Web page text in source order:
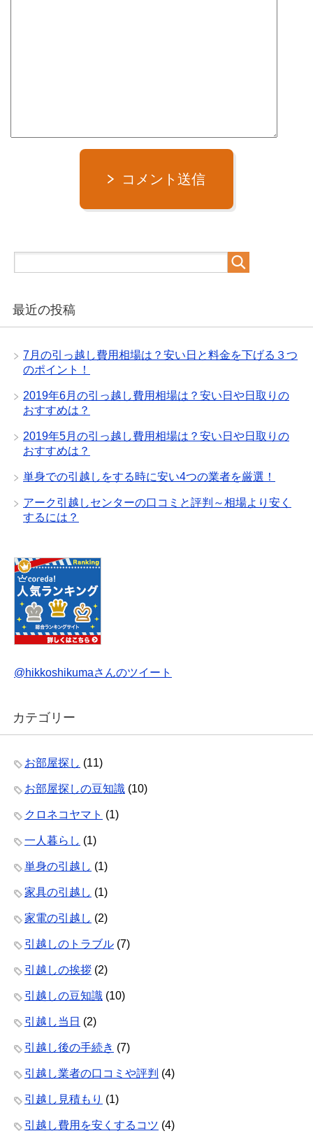
コメント送信
最近の投稿
7月の引っ越し費用相場は？安い日と料金を下げる３つ
のポイント！
2019年6月の引っ越し費用相場は？安い日や日取りの
おすすめは？
2019年5月の引っ越し費用相場は？安い日や日取りの
おすすめは？
単身での引越しをする時に安い4つの業者を厳選！
アーク引越しセンターの口コミと評判～相場より安く
するには？
@hikkoshikumaさんのツイート
カテゴリー
お部屋探し (11)
お部屋探しの豆知識 (10)
クロネコヤマト (1)
一人暮らし (1)
単身の引越し (1)
家具の引越し (1)
家電の引越し (2)
引越しのトラブル (7)
引越しの挨拶 (2)
引越しの豆知識 (10)
引越し当日 (2)
引越し後の手続き (7)
引越し業者の口コミや評判 (4)
引越し見積もり (1)
引越し費用を安くするコツ (4)